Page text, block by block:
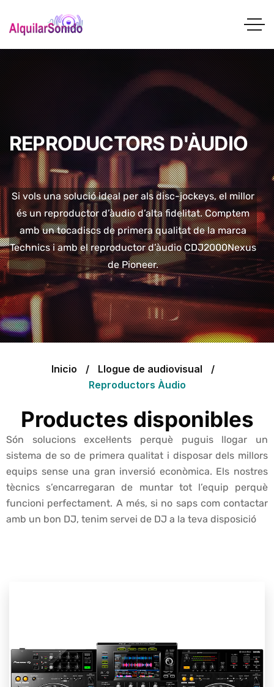
Si vols una solució ideal per als disc-jockeys, el millor
és un reproductor d’àudio d’alta fidelitat. Comptem
amb un tocadiscs de primera qualitat de la marca
Technics i amb el reproductor d’àudio CDJ2000Nexus
de Pioneer.
REPRODUCTORS D'ÀUDIO
Inicio
Llogue de audiovisual
Reproductors Àudio
Productes disponibles
Són solucions excel·lents perquè puguis llogar un
sistema de so de primera qualitat i disposar dels millors
equips sense una gran inversió econòmica. Els nostres
tècnics s’encarregaran de muntar tot l’equip perquè
funcioni perfectament. A més, si no saps com contactar
amb un bon DJ, tenim servei de DJ a la teva disposició